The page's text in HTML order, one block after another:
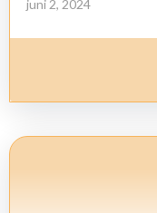
juni 2, 2024